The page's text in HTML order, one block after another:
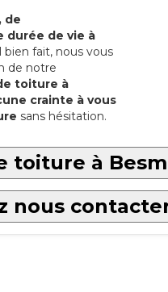
de
durée de vie à
bien fait, nous vous
de notre
toiture à
crainte à vous
sans hésitation.
toiture à
nous